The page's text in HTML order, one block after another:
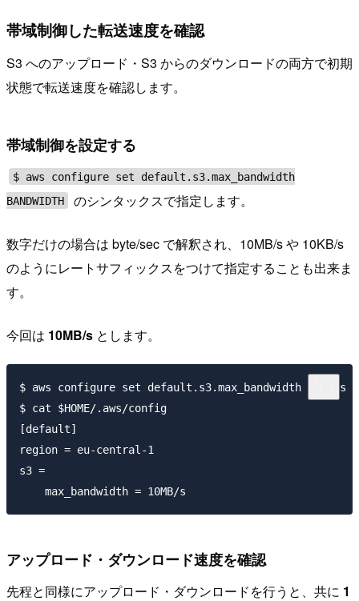
帯域制御した転送速度を確認
S3 へのアップロード・S3 からのダウンロードの両方で初期
状態で転送速度を確認します。
帯域制御を設定する
$ aws configure set default.s3.max_bandwidth
BANDWIDTH
のシンタックスで指定します。
数字だけの場合は byte/sec で解釈され、10MB/s や 10KB/s
のようにレートサフィックスをつけて指定することも出来ま
す。
今回は 10MB/s とします。
$ aws configure set default.s3.max_bandwidth 10MB/s
$ cat $HOME/.aws/config
[default]
region = eu-central-1
s3 =
アップロード・ダウンロード速度を確認
先程と同様にアップロード・ダウンロードを行うと、共に 1